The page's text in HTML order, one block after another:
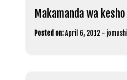
Makamanda wa kesho
Posted on:April 6, 2012 - jomushi